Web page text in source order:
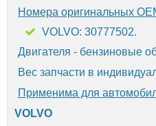
Номера оригинальных
VOLVO: 30777502.
Двигателя - бензиновые
Вес запчасти в
Применима для
VOLVO